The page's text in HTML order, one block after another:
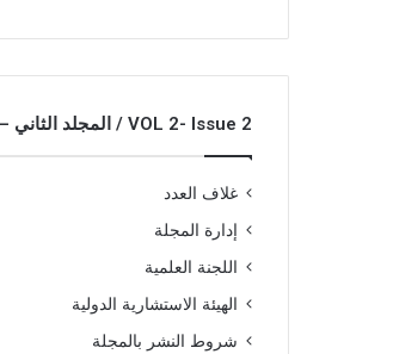
VOL 2- Issue 2 / المجلد الثاني – العدد الثاني
غلاف العدد
إدارة المجلة
اللجنة العلمية
الهيئة الاستشارية الدولية
شروط النشر بالمجلة